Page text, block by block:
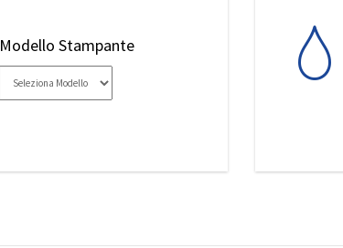
Modello Stampante